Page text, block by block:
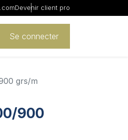
Devenir client pro
Se connecter
grs/m
900